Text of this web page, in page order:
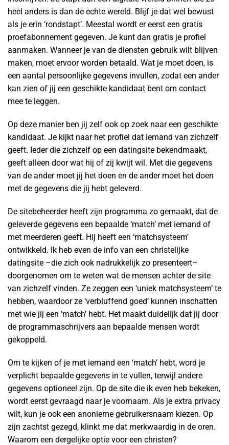
heel anders is dan de echte wereld. Blijf je dat wel bewust
als je erin ‘rondstapt’. Meestal wordt er eerst een gratis
proefabonnement gegeven. Je kunt dan gratis je profiel
aanmaken. Wanneer je van de diensten gebruik wilt blijven
maken, moet ervoor worden betaald. Wat je moet doen, is
een aantal persoonlijke gegevens invullen, zodat een ander
kan zien of jij een geschikte kandidaat bent om contact
mee te leggen.
Op deze manier ben jij zelf ook op zoek naar een geschikte
kandidaat. Je kijkt naar het profiel dat iemand van zichzelf
geeft. Ieder die zichzelf op een datingsite bekendmaakt,
geeft alleen door wat hij of zij kwijt wil. Met die gegevens
van de ander moet jij het doen en de ander moet het doen
met de gegevens die jij hebt geleverd.
De sitebeheerder heeft zijn programma zo gemaakt, dat de
geleverde gegevens een bepaalde ‘match’ met iemand of
met meerderen geeft. Hij heeft een ‘matchsysteem’
ontwikkeld. Ik heb even de info van een christelijke
datingsite –die zich ook nadrukkelijk zo presenteert–
doorgenomen om te weten wat de mensen achter de site
van zichzelf vinden. Ze zeggen een ‘uniek matchsysteem’ te
hebben, waardoor ze ‘verbluffend goed’ kunnen inschatten
met wie jij een ‘match’ hebt. Het maakt duidelijk dat jij door
de programmaschrijvers aan bepaalde mensen wordt
gekoppeld.
Om te kijken of je met iemand een ‘match’ hebt, word je
verplicht bepaalde gegevens in te vullen, terwijl andere
gegevens optioneel zijn. Op de site die ik even heb bekeken,
wordt eerst gevraagd naar je voornaam. Als je extra privacy
wilt, kun je ook een anonieme gebruikersnaam kiezen. Op
zijn zachtst gezegd, klinkt me dat merkwaardig in de oren.
Waarom een dergelijke optie voor een christen?